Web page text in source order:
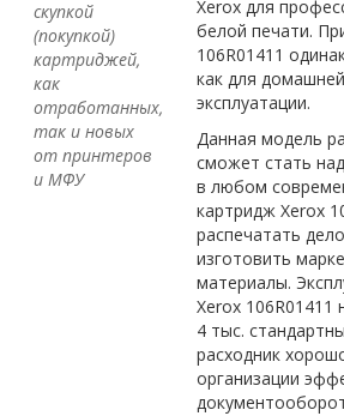
скупкой
(покупкой)
картриджей,
как
отработанных,
так и новых
от принтеров
и МФУ
Xerox для
белой печати.
106R01411
как для
эксплуатации.
Данная модель
сможет стать
в любом
картридж Xerox
распечатать
изготовить
материалы.
Xerox 106R01411
4 тыс.
расходник
организации